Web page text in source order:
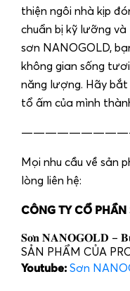
thiện ngôi nhà kịp
chuẩn bị kỹ lưỡng
sơn NANOGOLD,
không gian sống
năng lượng. Hãy
tổ ấm của mình
Mọi nhu cầu về sản
lòng liên hệ:
CÔNG TY CỔ PHẦN
𝐒𝐨̛𝐧 𝐍𝐀𝐍𝐎𝐆𝐎𝐋𝐃 – 𝐁𝐮̛́𝐭
SẢN PHẨM CỦA
Youtube: Sơn